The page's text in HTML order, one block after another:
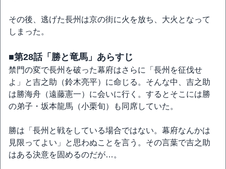
その後、逃げた長州は京の街に火を放ち、大火となって
しまった。
■第28話「勝と竜馬」あらすじ
禁門の変で長州を破った幕府はさらに「長州を征伐せ
よ」と吉之助（鈴木亮平）に命じる。そんな中、吉之助
は勝海舟（遠藤憲一）に会いに行く。するとそこには勝
の弟子・坂本龍馬（小栗旬）も同席していた。
勝は「長州と戦をしている場合ではない。幕府なんかは
見限ってよい」と思わぬことを言う。その言葉で吉之助
はある決意を固めるのだが…。